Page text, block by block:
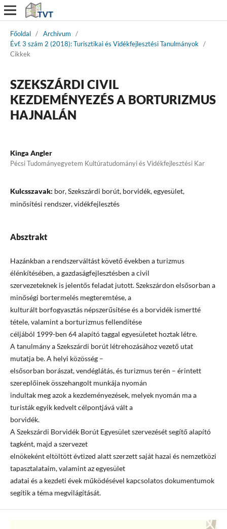
Főoldal / Archívum
/
Évf. 3 szám 2 (2018): Turisztikai és Vidékfejlesztési Tanulmányok /
Cikkek
SZEKSZÁRDI CIVIL
KEZDEMÉNYEZÉS A BORTURIZMUS
HAJNALÁN
Kinga Angler
Pécsi Tudományegyetem Kultúratudományi és Vidékfejlesztési Kar
Kulcsszavak: bor, Szekszárdi borút, borvidék, egyesület,
minősítési rendszer, vidékfejlesztés
Absztrakt
Hazánkban a rendszerváltást követő években a turizmus
élénkítésében, a gazdaságfejlesztésben a civil
szervezeteknek is jelentős feladat jutott. Szekszárdon elsősorban a
minőségi bortermelés megteremtése, a
kulturált borfogyasztás népszerűsítése és a borvidék ismertté
tétele, valamint a borturizmus fellendítése
céljából 1999-ben 64 alapító taggal egyesületet hoztak létre.
A tanulmány a Szekszárdi borút létrehozásához vezető utat
mutatja be. A helyi közösség –
elsősorban borászat, vendéglátás, és turizmus terén – érintett
szereplőinek összehangolt munkája nyomán
indultak meg azok a kezdeményezések, melyek nyomán ma a
turisták egyik kedvelt célpontjává vált a
borvidék.
A Szekszárdi Borvidék Borút Egyesület szervezését segítő alapító
tagként, majd a szervezet
elnökeként eltöltött évtized alatt szerzett saját hazai és nemzetközi
tapasztalataim, valamint az egyesület
adatai és a kezdeti évek működésével kapcsolatos dokumentumok
segítik a téma megvilágítását.